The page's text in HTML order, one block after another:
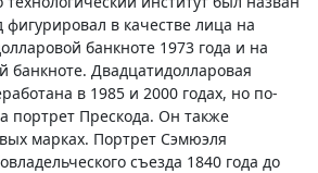
фигурировал в качестве лица на
банкноте 1973 года и на
банкноте. Двадцатидолларовая
в 1985 и 2000 годах, но по-
портрет Прескода. Он также
марках. Портрет Сэмюэля
съезда 1840 года до